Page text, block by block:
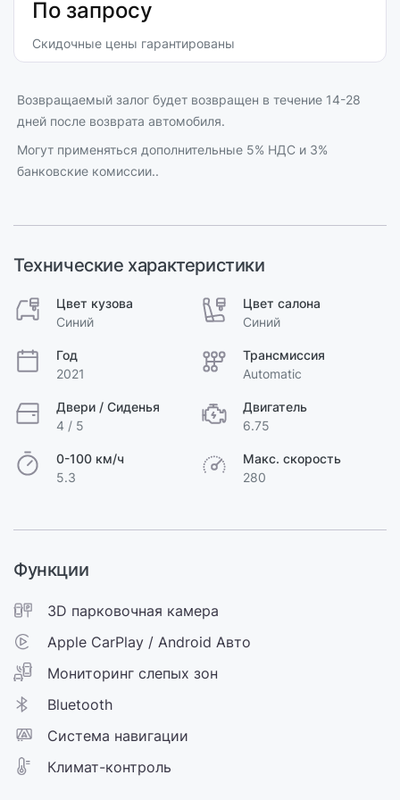
По запросу
Скидочные цены гарантированы
Возвращаемый залог будет возвращен в течение 14-28
дней после возврата автомобиля.
Могут применяться дополнительные 5% НДС и 3%
банковские комиссии..
Технические характеристики
Цвет кузова
Синий
Цвет салона
Синий
Год
2021
Трансмиссия
Automatic
Двери / Сиденья
4 / 5
Двигатель
6.75
0-100 км/ч
5.3
Макс. скорость
280
Функции
3D парковочная камера
Apple CarPlay / Android Авто
Мониторинг слепых зон
Bluetooth
Cистема навигации
Климат-контроль